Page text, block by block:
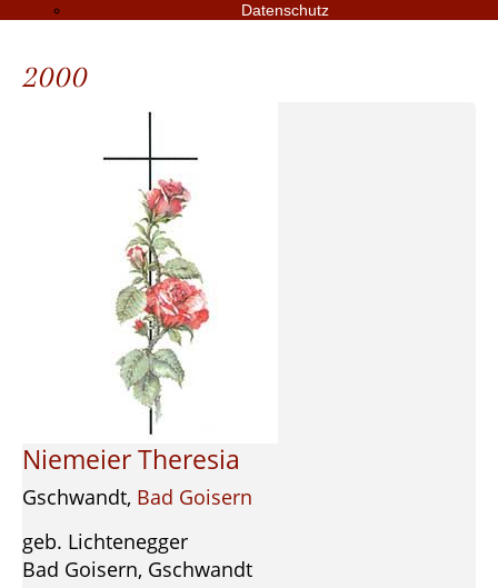
Datenschutz
2000
Niemeier Theresia
Gschwandt, Bad Goisern
geb. Lichtenegger
Bad Goisern, Gschwandt